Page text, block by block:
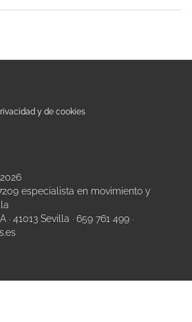
y de cookies
especialista en movimiento y
41013 Sevilla · 659 761 499 ·